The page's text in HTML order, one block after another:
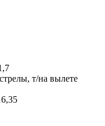
т/на вылете